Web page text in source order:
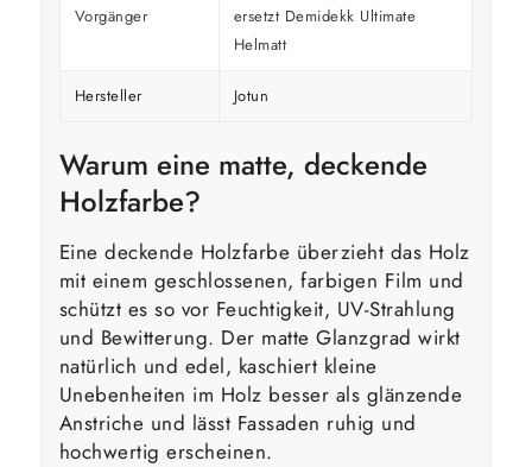
Vorgänger
ersetzt Demidekk Ultimate
Helmatt
Hersteller Jotun
Warum eine matte, deckende
Holzfarbe?
Eine deckende Holzfarbe überzieht das Holz
mit einem geschlossenen, farbigen Film und
schützt es so vor Feuchtigkeit, UV-Strahlung
und Bewitterung. Der matte Glanzgrad wirkt
natürlich und edel, kaschiert kleine
Unebenheiten im Holz besser als glänzende
Anstriche und lässt Fassaden ruhig und
hochwertig erscheinen.